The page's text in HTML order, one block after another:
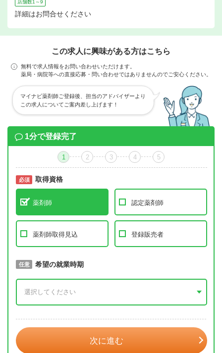
店舗数1～9
詳細はお問合せください
この求人に興味がある方はこちら
無料で求人情報をお問い合わせいただけます。
薬局・病院等への直接応募・問い合わせではありませんのでご安心ください。
マイナビ薬剤師ご登録後、担当のアドバイザーより
この求人についてご案内差し上げます！
1分で登録完了
1 2 3 4 5
必須 取得資格
薬剤師 認定薬剤師
薬剤師取得見込 登録販売者
必須 取得予定年
任意 希望の就業時期
次に進む